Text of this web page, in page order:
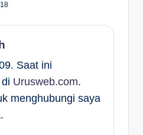
Saat ini
Urusweb.com.
menghubungi saya